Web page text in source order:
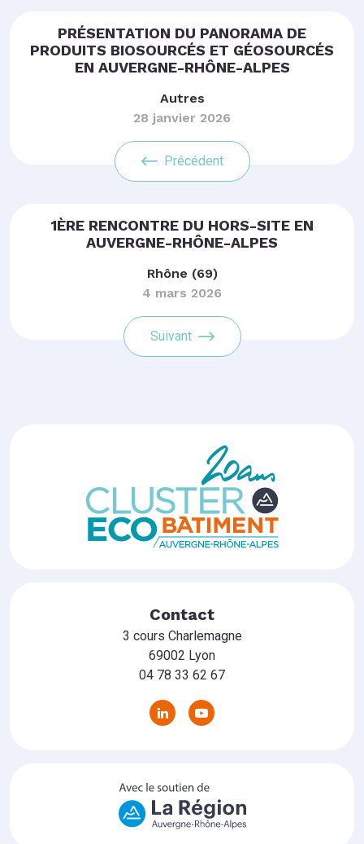
PRÉSENTATION DU PANORAMA DE
PRODUITS BIOSOURCÉS ET GÉOSOURCÉS
EN AUVERGNE-RHÔNE-ALPES
Autres
28 janvier 2026
Précédent
1ÈRE RENCONTRE DU HORS-SITE EN
AUVERGNE-RHÔNE-ALPES
Rhône (69)
4 mars 2026
Suivant
Contact
3 cours Charlemagne
69002 Lyon
04 78 33 62 67